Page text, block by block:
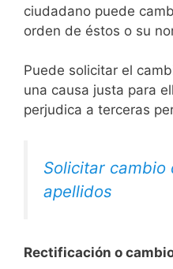
ciudadano puede
orden de éstos o su
Puede solicitar el
una causa justa para
perjudica a terceras
Solicitar cambio
apellidos
Rectificación o